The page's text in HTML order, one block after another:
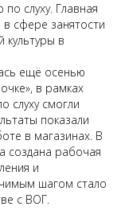
слуху. Главная
сфере занятости
культуры в
ещё осенью
в рамках
слуху смогли
показали
в магазинах. В
создана рабочая
и
шагом стало
с ВОГ.